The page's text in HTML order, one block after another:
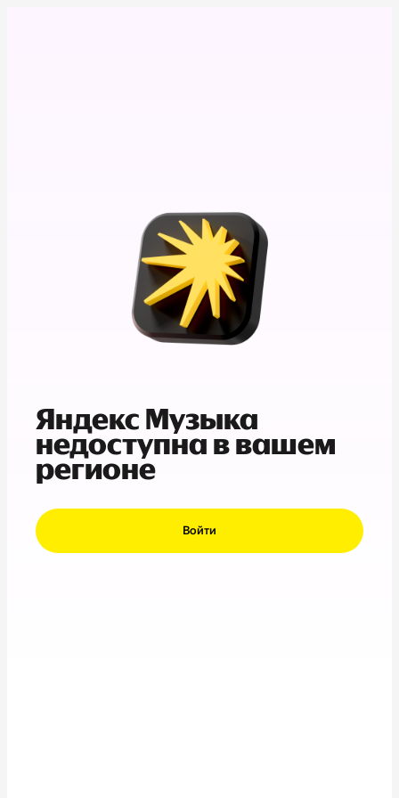
Яндекс Музыка
недоступна в вашем
регионе
Войти